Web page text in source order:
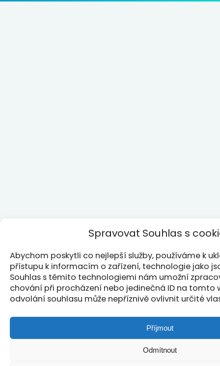
Spravovat Souhlas s
Abychom poskytli co nejlepší služby, používáme k
přístupu k informacím o zařízení, technologie jako
Souhlas s těmito technologiemi nám umožní
chování při procházení nebo jedinečná ID na tomto
odvolání souhlasu může nepříznivě ovlivnit určité
Příjmout
Odmítnout